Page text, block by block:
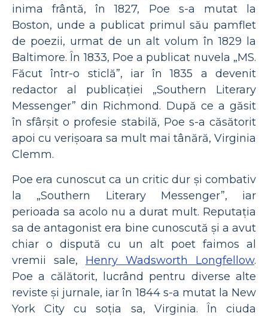
inima frântă, în 1827, Poe s-a mutat la
Boston, unde a publicat primul său pamflet
de poezii, urmat de un alt volum în 1829 la
Baltimore. În 1833, Poe a publicat nuvela „MS.
Făcut într-o sticlă”, iar în 1835 a devenit
redactor al publicației „Southern Literary
Messenger” din Richmond. După ce a găsit
în sfârșit o profesie stabilă, Poe s-a căsătorit
apoi cu verișoara sa mult mai tânără, Virginia
Clemm.
Poe era cunoscut ca un critic dur și combativ
la „Southern Literary Messenger”, iar
perioada sa acolo nu a durat mult. Reputația
sa de antagonist era bine cunoscută și a avut
chiar o dispută cu un alt poet faimos al
vremii sale, Henry Wadsworth Longfellow.
Poe a călătorit, lucrând pentru diverse alte
reviste și jurnale, iar în 1844 s-a mutat la New
York City cu soția sa, Virginia. În ciuda